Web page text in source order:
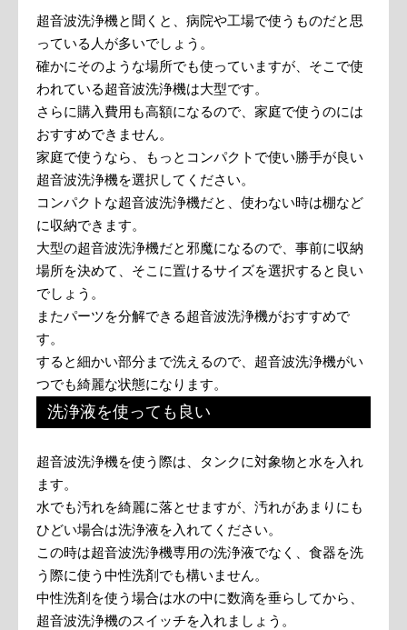
超音波洗浄機と聞くと、病院や工場で使うものだと思
っている人が多いでしょう。
確かにそのような場所でも使っていますが、そこで使
われている超音波洗浄機は大型です。
さらに購入費用も高額になるので、家庭で使うのには
おすすめできません。
家庭で使うなら、もっとコンパクトで使い勝手が良い
超音波洗浄機を選択してください。
コンパクトな超音波洗浄機だと、使わない時は棚など
に収納できます。
大型の超音波洗浄機だと邪魔になるので、事前に収納
場所を決めて、そこに置けるサイズを選択すると良い
でしょう。
またパーツを分解できる超音波洗浄機がおすすめで
す。
すると細かい部分まで洗えるので、超音波洗浄機がい
つでも綺麗な状態になります。
洗浄液を使っても良い
超音波洗浄機を使う際は、タンクに対象物と水を入れ
ます。
水でも汚れを綺麗に落とせますが、汚れがあまりにも
ひどい場合は洗浄液を入れてください。
この時は超音波洗浄機専用の洗浄液でなく、食器を洗
う際に使う中性洗剤でも構いません。
中性洗剤を使う場合は水の中に数滴を垂らしてから、
超音波洗浄機のスイッチを入れましょう。